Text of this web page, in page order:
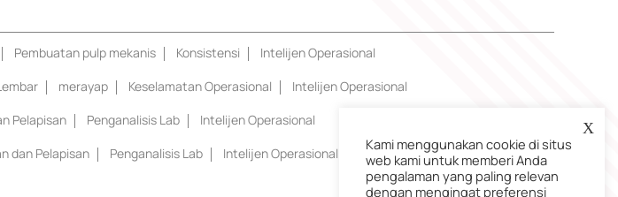
Pembuatan pulp mekanis Konsistensi
Intelijen Operasional
merayap Keselamatan Operasional
Intelijen Operasional
Pelapisan Penganalisis Lab
Intelijen Operasional
dan Pelapisan Penganalisis Lab
Intelijen Operasional
X
Kami menggunakan cookie di situs
web kami untuk memberi Anda
pengalaman yang paling relevan
dengan mengingat preferensi